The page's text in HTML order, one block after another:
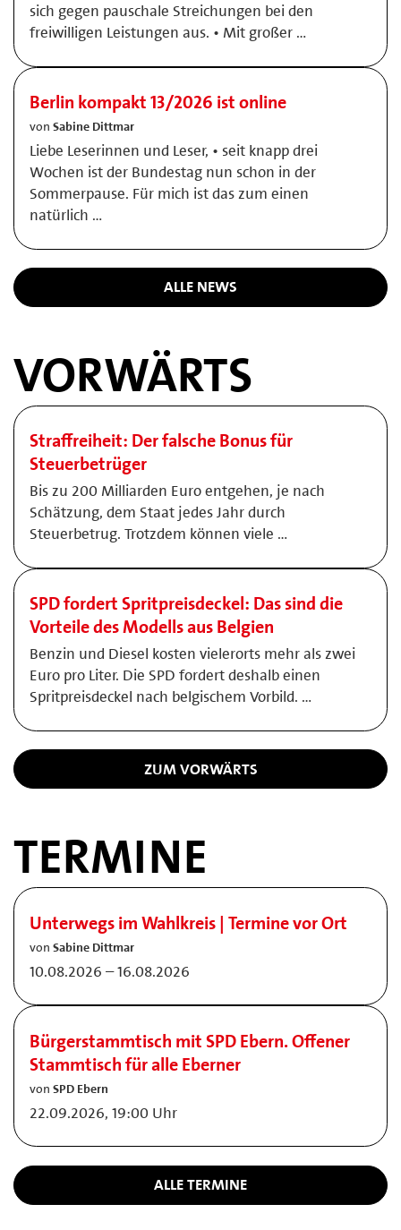
sich gegen pauschale Streichungen bei den
freiwilligen Leistungen aus. • Mit großer …
Berlin kompakt 13/2026 ist online
von Sabine Dittmar
Liebe Leserinnen und Leser, • seit knapp drei
Wochen ist der Bundestag nun schon in der
Sommerpause. Für mich ist das zum einen
natürlich …
ALLE NEWS
VORWÄRTS
Straffreiheit: Der falsche Bonus für
Steuerbetrüger
Bis zu 200 Milliarden Euro entgehen, je nach
Schätzung, dem Staat jedes Jahr durch
Steuerbetrug. Trotzdem können viele …
SPD fordert Spritpreisdeckel: Das sind die
Vorteile des Modells aus Belgien
Benzin und Diesel kosten vielerorts mehr als zwei
Euro pro Liter. Die SPD fordert deshalb einen
Spritpreisdeckel nach belgischem Vorbild. …
ZUM VORWÄRTS
TERMINE
Unterwegs im Wahlkreis | Termine vor Ort
von Sabine Dittmar
10.08.2026 – 16.08.2026
Bürgerstammtisch mit SPD Ebern. Offener
Stammtisch für alle Eberner
von SPD Ebern
22.09.2026, 19:00 Uhr
ALLE TERMINE